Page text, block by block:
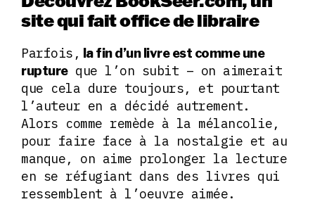
site qui fait office de libraire
Parfois, la fin d’un livre est comme une
ruptureque l’on subit – on aimerait
que cela dure toujours, et pourtant
l’auteur en a décidé autrement.
Alors comme remède à la mélancolie,
pour faire face à la nostalgie et au
manque, on aime prolonger la lecture
en se réfugiant dans des livres qui
ressemblent à l’oeuvre aimée.